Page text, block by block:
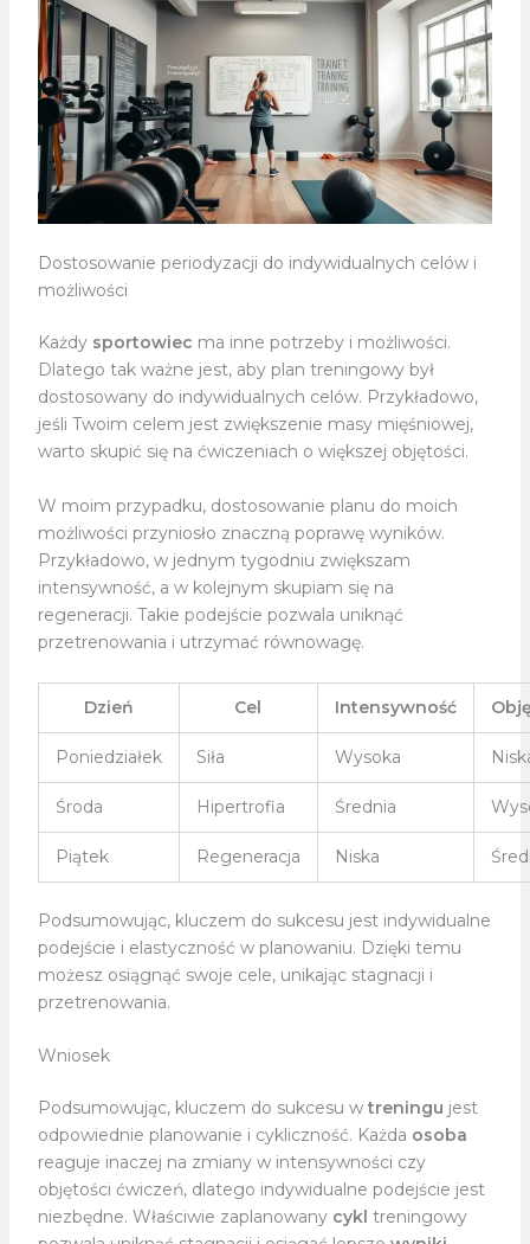
Dostosowanie periodyzacji do indywidualnych celów i
możliwości
Każdy sportowiec ma inne potrzeby i możliwości.
Dlatego tak ważne jest, aby plan treningowy był
dostosowany do indywidualnych celów. Przykładowo,
jeśli Twoim celem jest zwiększenie masy mięśniowej,
warto skupić się na ćwiczeniach o większej objętości.
W moim przypadku, dostosowanie planu do moich
możliwości przyniosło znaczną poprawę wyników.
Przykładowo, w jednym tygodniu zwiększam
intensywność, a w kolejnym skupiam się na
regeneracji. Takie podejście pozwala uniknąć
przetrenowania i utrzymać równowagę.
Dzień Cel Intensywność
Poniedziałek Siła Wysoka
Środa Hipertrofia Średnia
Piątek Regeneracja Niska
Podsumowując, kluczem do sukcesu jest indywidualne
podejście i elastyczność w planowaniu. Dzięki temu
możesz osiągnąć swoje cele, unikając stagnacji i
przetrenowania.
Wniosek
Podsumowując, kluczem do sukcesu wtreningu jest
odpowiednie planowanie i cykliczność. Każda osoba
reaguje inaczej na zmiany w intensywności czy
objętości ćwiczeń, dlatego indywidualne podejście jest
niezbędne. Właściwie zaplanowany cykl treningowy